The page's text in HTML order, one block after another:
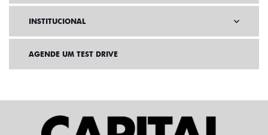
INSTITUCIONAL
AGENDE UM TEST DRIVE